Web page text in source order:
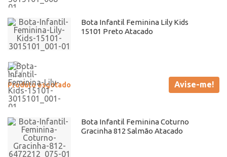
Bota Infantil Feminina Lily Kids
15101 Preto Atacado
Produto esgotado Avise-me!
Bota Infantil Feminina Coturno
Gracinha 812 Salmão Atacado